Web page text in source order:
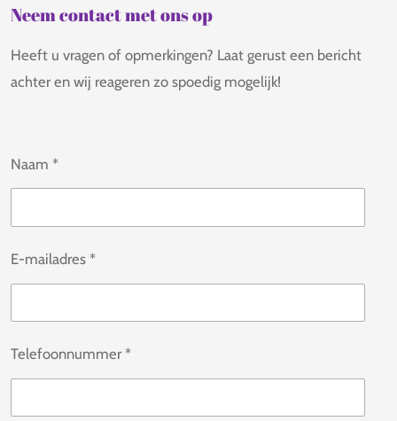
Neem contact met ons op
Heeft u vragen of opmerkingen? Laat gerust een bericht
achter en wij reageren zo spoedig mogelijk!
Naam *
E-mailadres *
Telefoonnummer *